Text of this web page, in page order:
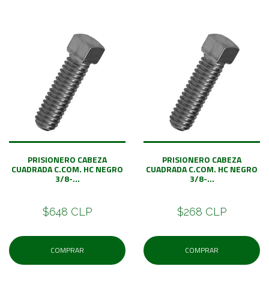
PRISIONERO CABEZA
CUADRADA C.COM. HC NEGRO
3/8-...
$648 CLP
COMPRAR
PRISIONERO CABEZA
CUADRADA C.COM. HC NEGRO
3/8-...
$268 CLP
COMPRAR